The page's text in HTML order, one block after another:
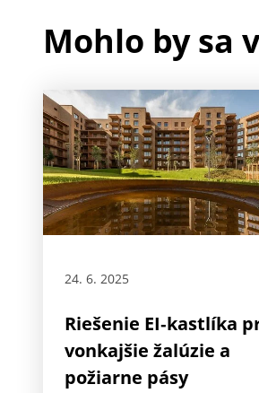
Mohlo by sa
24. 6. 2025
Riešenie EI‑kastlíka
vonkajšie žalúzie a
požiarne pásy